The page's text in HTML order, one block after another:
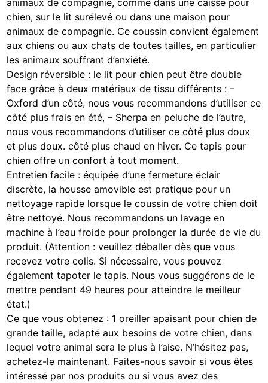
chien, sur le lit surélevé ou dans une maison pour
animaux de compagnie. Ce coussin convient également
aux chiens ou aux chats de toutes tailles, en particulier
les animaux souffrant d’anxiété.
Design réversible : le lit pour chien peut être double
face grâce à deux matériaux de tissu différents : –
Oxford d’un côté, nous vous recommandons d’utiliser ce
côté plus frais en été, – Sherpa en peluche de l’autre,
nous vous recommandons d’utiliser ce côté plus doux
et plus doux. côté plus chaud en hiver. Ce tapis pour
chien offre un confort à tout moment.
Entretien facile : équipée d’une fermeture éclair
discrète, la housse amovible est pratique pour un
nettoyage rapide lorsque le coussin de votre chien doit
être nettoyé. Nous recommandons un lavage en
machine à l’eau froide pour prolonger la durée de vie du
produit. (Attention : veuillez déballer dès que vous
recevez votre colis. Si nécessaire, vous pouvez
également tapoter le tapis. Nous vous suggérons de le
mettre pendant 49 heures pour atteindre le meilleur
état.)
Ce que vous obtenez : 1 oreiller apaisant pour chien de
grande taille, adapté aux besoins de votre chien, dans
lequel votre animal sera le plus à l’aise. N’hésitez pas,
achetez-le maintenant. Faites-nous savoir si vous êtes
intéressé par nos produits ou si vous avez des